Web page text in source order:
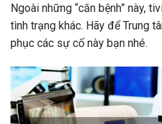
Ngoài những “căn bệnh” này,
tình trạng khác. Hãy để Trung
phục các sự cố này bạn nhé.